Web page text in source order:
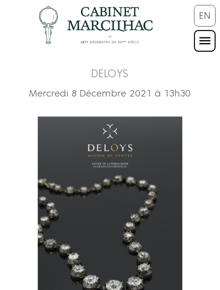
EN
DELOYS
Mercredi 8 Décembre 2021 à 13h30